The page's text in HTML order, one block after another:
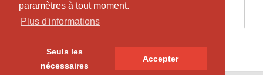
paramètres à tout moment.
Plus d'informations
Seuls les
nécessaires
Accepter
paramètres à tout moment.
Plus d'informations
Seuls les
nécessaires
Accepter
c3le Probetraining